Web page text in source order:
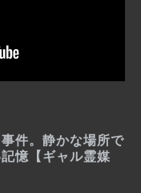
件。静かな場所で
憶【ギャル霊媒